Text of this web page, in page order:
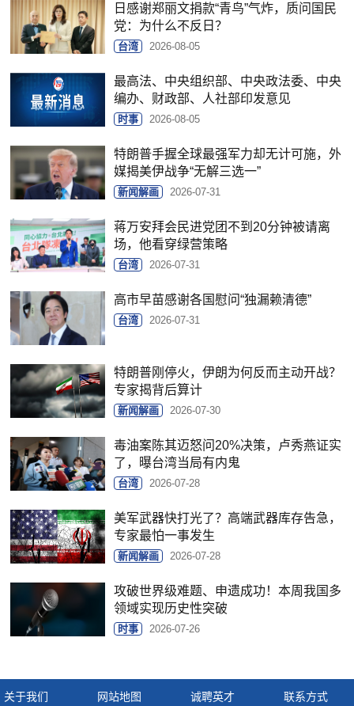
日感谢郑丽文捐款“青鸟”气炸，质问国民
党：为什么不反日？
台湾 2026-08-05
最高法、中央组织部、中央政法委、中央
编办、财政部、人社部印发意见
时事 2026-08-05
特朗普手握全球最强军力却无计可施，外
媒揭美伊战争“无解三选一”
新闻解画 2026-07-31
蒋万安拜会民进党团不到20分钟被请离
场，他看穿绿营策略
台湾 2026-07-31
高市早苗感谢各国慰问“独漏赖清德”
台湾 2026-07-31
特朗普刚停火，伊朗为何反而主动开战？
专家揭背后算计
新闻解画 2026-07-30
毒油案陈其迈怒问20%决策，卢秀燕证实
了，曝台湾当局有内鬼
台湾 2026-07-28
美军武器快打光了？高端武器库存告急，
专家最怕一事发生
新闻解画 2026-07-28
攻破世界级难题、申遗成功！本周我国多
领域实现历史性突破
时事 2026-07-26
关于我们 网站地图 诚聘英才 联系方式